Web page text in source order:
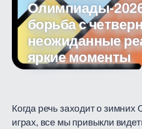
Олимпиады-
борьба с
неожиданные
яркие моменты
Когда речь заходит о зимних
играх, все мы привыкли